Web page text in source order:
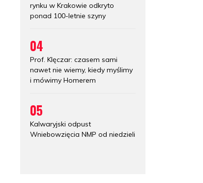
rynku w Krakowie odkryto
ponad 100-letnie szyny
04
Prof. Klęczar: czasem sami
nawet nie wiemy, kiedy myślimy
i mówimy Homerem
05
Kalwaryjski odpust
Wniebowzięcia NMP od niedzieli